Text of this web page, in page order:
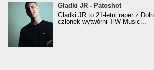
Gładki JR - Patoshot
Gładki JR - Patoshot
Gładki JR to 21-letni raper z
członek wytwórni TiW Music...